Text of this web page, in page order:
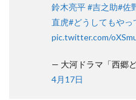
鈴木亮平#吉之助#佐
直虎#どうしてもやっ
pic.twitter.com/
— 大河ドラマ「西郷
4月17日